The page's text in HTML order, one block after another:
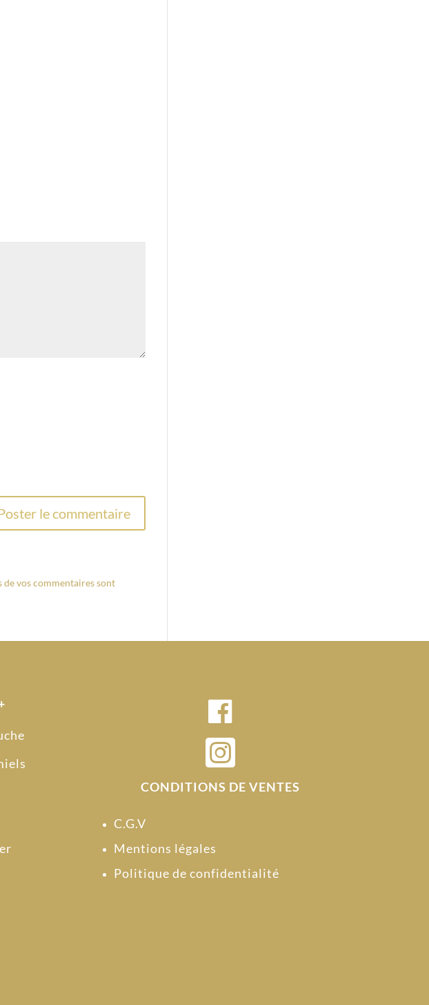
de vos commentaires sont

CONDITIONS DE VENTES
C.G.V
Mentions légales
Politique de confidentialité